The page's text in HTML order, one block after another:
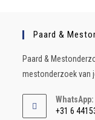
Paard &
Paard &
mestonderzoek van
WhatsApp:
+31 6